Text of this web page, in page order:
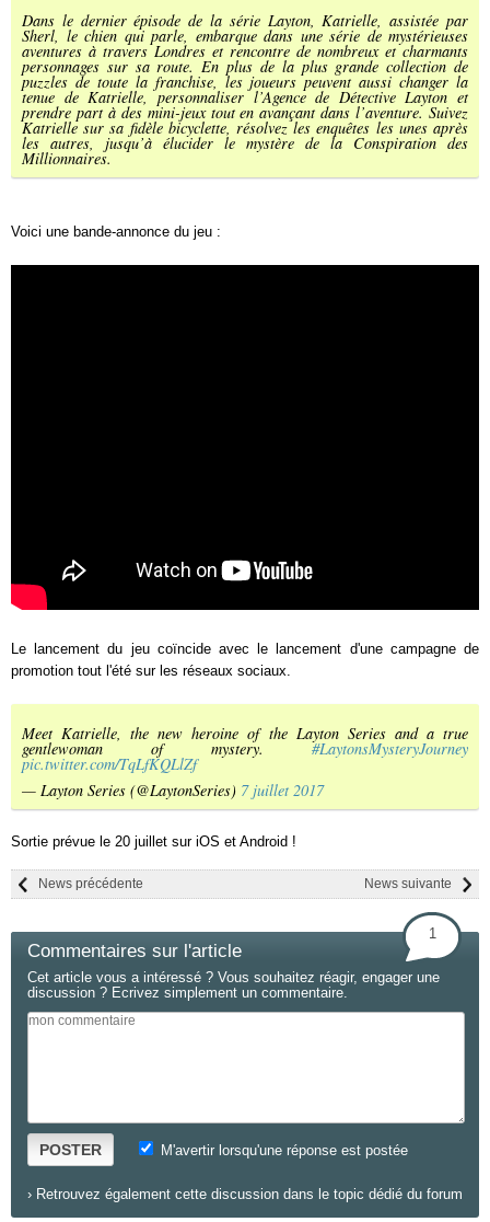
Dans le dernier épisode de la série Layton, Katrielle, assistée par
Sherl, le chien qui parle, embarque dans une série de mystérieuses
aventures à travers Londres et rencontre de nombreux et charmants
personnages sur sa route. En plus de la plus grande collection de
puzzles de toute la franchise, les joueurs peuvent aussi changer la
tenue de Katrielle, personnaliser l’Agence de Détective Layton et
prendre part à des mini-jeux tout en avançant dans l’aventure. Suivez
Katrielle sur sa fidèle bicyclette, résolvez les enquêtes les unes après
les autres, jusqu’à élucider le mystère de la Conspiration des
Millionnaires.
Voici une bande-annonce du jeu :
Le lancement du jeu coïncide avec le lancement d'une campagne de
promotion tout l'été sur les réseaux sociaux.
Meet Katrielle, the new heroine of the Layton Series and a true
gentlewoman of mystery. #LaytonsMysteryJourney
pic.twitter.com/TqLfKQLlZf
— Layton Series (@LaytonSeries) 7 juillet 2017
Sortie prévue le 20 juillet sur iOS et Android !
News suivante
News précédente
Commentaires sur l'article
1
Cet article vous a intéressé ? Vous souhaitez réagir, engager une
discussion ? Ecrivez simplement un commentaire.
POSTER M'avertir lorsqu'une réponse est postée
› Retrouvez également cette discussion dans le topic dédié du forum